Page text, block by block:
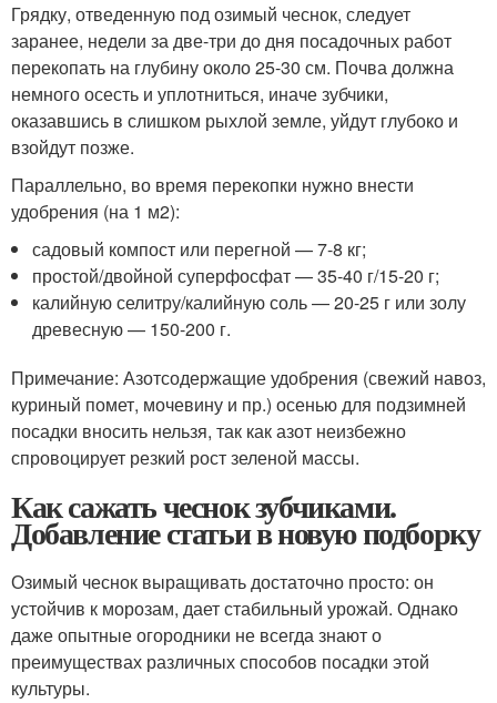
Грядку, отведенную под озимый чеснок, следует
заранее, недели за две-три до дня посадочных работ
перекопать на глубину около 25-30 см. Почва должна
немного осесть и уплотниться, иначе зубчики,
оказавшись в слишком рыхлой земле, уйдут глубоко и
взойдут позже.
Параллельно, во время перекопки нужно внести
удобрения (на 1 м2):
садовый компост или перегной — 7-8 кг;
простой/двойной суперфосфат — 35-40 г/15-20 г;
калийную селитру/калийную соль — 20-25 г или золу
древесную — 150-200 г.
Примечание: Азотсодержащие удобрения (свежий навоз,
куриный помет, мочевину и пр.) осенью для подзимней
посадки вносить нельзя, так как азот неизбежно
спровоцирует резкий рост зеленой массы.
Как сажать чеснок зубчиками.
Добавление статьи в новую подборку
Озимый чеснок выращивать достаточно просто: он
устойчив к морозам, дает стабильный урожай. Однако
даже опытные огородники не всегда знают о
преимуществах различных способов посадки этой
культуры.